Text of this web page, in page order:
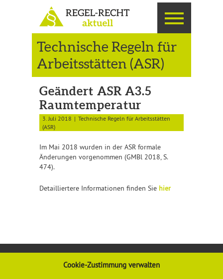
Cookie-Zustimmung verwalten
Technische Regeln für
Arbeitsstätten (ASR)
Geändert ASR A3.5
Raumtemperatur
3. Juli 2018
Technische Regeln für Arbeitsstätten
(ASR)
Im Mai 2018 wurden in der ASR formale
Änderungen vorgenommen (GMBl 2018, S.
474).
Detailliertere Informationen finden Sie hier